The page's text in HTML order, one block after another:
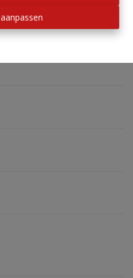
Sint-Pieters-Leeuw